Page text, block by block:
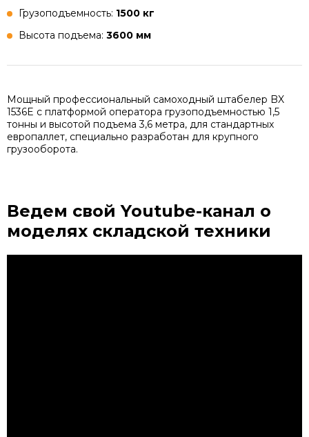
Грузоподъемность: 1500 кг
Высота подъема: 3600 мм
Мощный профессиональный самоходный штабелер BX
1536E с платформой оператора грузоподъемностью 1,5
тонны и высотой подъема 3,6 метра, для стандартных
европаллет, специально разработан для крупного
грузооборота.
Ведем свой Youtube-канал о
моделях складской техники